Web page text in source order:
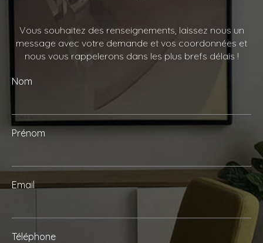
Vous souhaitez des renseignements, laissez nous un
message avec votre demande et vos coordonnées et
nous vous rappelerons dans les plus brefs délais !
Nom
Prénom
Email
Téléphone